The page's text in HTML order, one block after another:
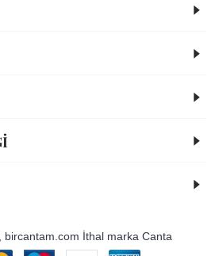
İthal marka Canta